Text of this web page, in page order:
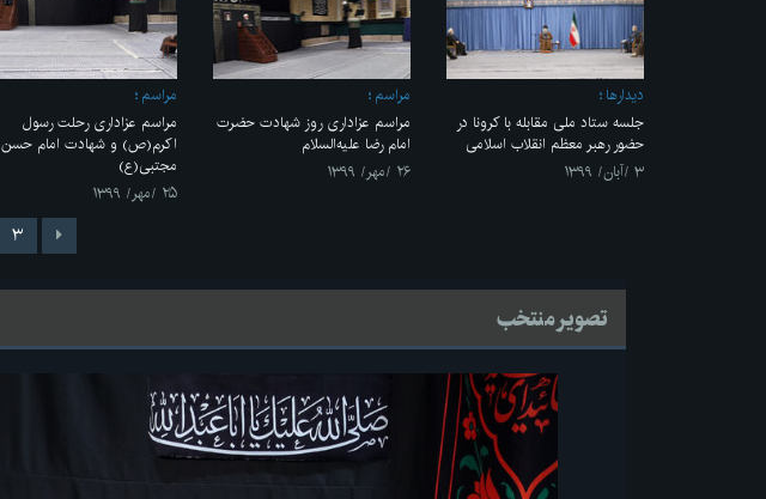
ديدارها
جلسه ستاد ملی مقابله با کرونا در
حضور رهبر معظم انقلاب اسلامی
۳ /آبان/ ۱۳۹۹
مراسم
مراسم عزاداری روز شهادت حضرت
امام رضا علیه‌السلام
۲۶ /مهر/ ۱۳۹۹
مراسم
مراسم عزاداری رحلت رسول
اکرم(ص) و شهادت امام حسن
مجتبی(ع)
۲۵ /مهر/ ۱۳۹۹
۳
تصویر منتخب